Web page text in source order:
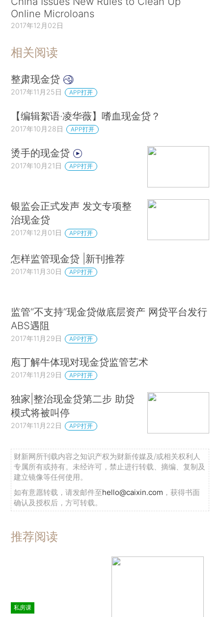
Online Microloans
2017年12月02日
相关阅读
整肃现金贷
2017年11月25日 APP打开
【编辑絮语·凌华薇】嗜血现金贷？
2017年10月28日 APP打开
烫手的现金贷
2017年10月21日 APP打开
银监会正式发声 发文专项整
治现金贷
2017年12月01日 APP打开
怎样监管现金贷 |新刊推荐
2017年11月30日 APP打开
监管“不支持”现金贷做底层资产 网贷平台发行
ABS遇阻
2017年11月29日 APP打开
庖丁解牛体现对现金贷监管艺术
2017年11月29日 APP打开
独家|整治现金贷第二步 助贷
模式将被叫停
2017年11月22日 APP打开
财新网所刊载内容之知识产权为财新传媒及/或相关权利人
专属所有或持有。未经许可，禁止进行转载、摘编、复制及
建立镜像等任何使用。
如有意愿转载，请发邮件至hello@caixin.com ，获得书面
确认及授权后，方可转载。
推荐阅读
私房课